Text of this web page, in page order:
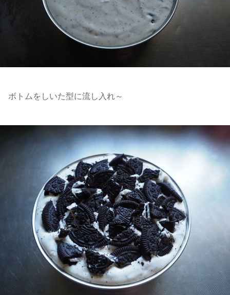
ボトムをしいた型に流し入れ～